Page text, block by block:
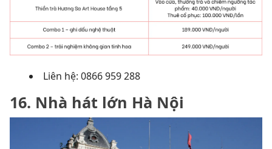
Liên hệ: 0866 959 288
16. Nhà hát lớn Hà Nội